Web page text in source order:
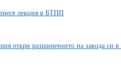
лекция в БТПП
откри разширението на завода си в